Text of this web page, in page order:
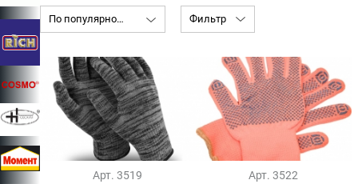
По популярности Фильтр
Арт. 3519 Арт. 3522